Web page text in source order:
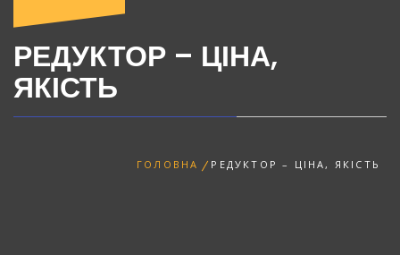
Днепре
РЕДУКТОР – ЦІНА,
ЯКІСТЬ
ГОЛОВНА РЕДУКТОР – ЦІНА, ЯКІСТЬ